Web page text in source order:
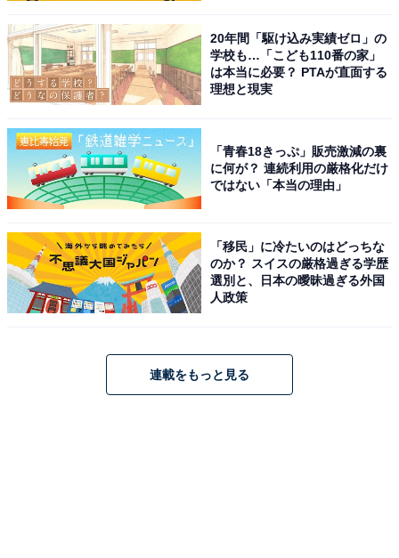
20年間「駆け込み実績ゼロ」の
学校も…「こども110番の家」
は本当に必要？ PTAが直面する
理想と現実
「青春18きっぷ」販売激減の裏
に何が？ 連続利用の厳格化だけ
ではない「本当の理由」
「移民」に冷たいのはどっちな
のか？ スイスの厳格過ぎる学歴
選別と、日本の曖昧過ぎる外国
人政策
連載をもっと見る